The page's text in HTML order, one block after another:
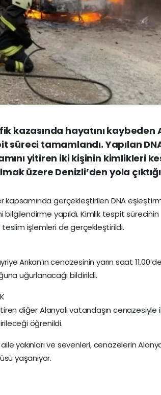
kazasında hayatını kaybeden
tamamlandı. Yapılan
yitiren iki kişinin kimlikleri
üzere Denizli’den yola
kapsamında gerçekleştirilen DNA
yapıldı. Kimlik tespit sürecinin
teslim işlemleri de gerçekleştirildi.
Arıkan’ın cenazesinin yarın saat
uğurlanacağı bildirildi.
diğer Alanyalı vatandaşın cenazesiyle
öğrenildi.
yakınları ve sevenleri, cenazelerin
yaşanıyor.